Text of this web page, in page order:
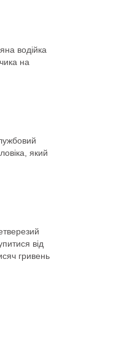
водійка
на
який
від
гривень